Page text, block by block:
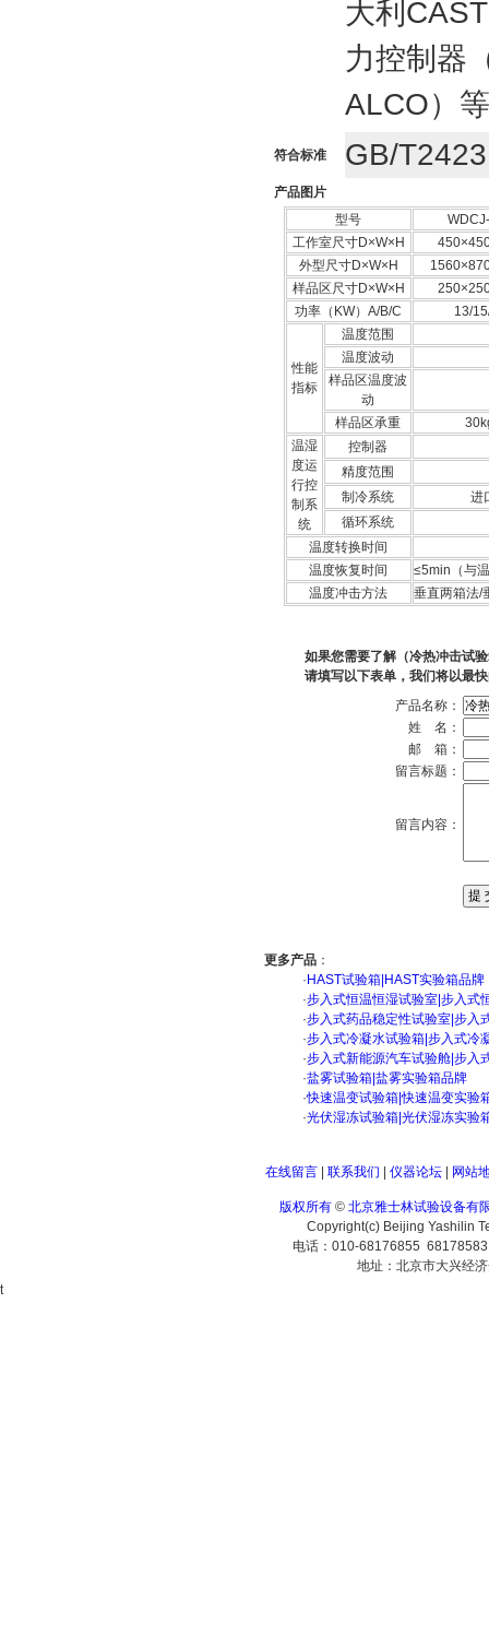
大利
力控制器
ALCO）
符合标准 GB/
产品图片
型号
工作室尺寸D×W×H
外型尺寸D×W×H
样品区尺寸D×W×H
功率（KW）A/B/C
13/
性能
指标
温度范围
温度波动
样品区温度波
动
样品区承重
温湿
度运
行控
制系
统
控制器
精度范围
制冷系统
进
循环系统
温度转换时间
温度恢复时间
≤5min（与
温度冲击方法
垂直两箱法/
如果您需要了解（冷热冲击试
请填写以下表单，我们将以最
产品名称：
姓 名：
邮 箱：
留言标题：
留言内容：
更多产品：
· HAST试验箱|HAST实验箱品牌
·步入式恒温恒湿试验室|步入式
·步入式药品稳定性试验室|步入
·步入式冷凝水试验箱|步入式冷
·步入式新能源汽车试验舱|步入
·盐雾试验箱|盐雾实验箱品牌
·快速温变试验箱|快速温变实验
·光伏湿冻试验箱|光伏湿冻实验
在线留言| 联系我们 仪器论坛| 网站
版权所有 © 北京雅士林试验设备有
Copyright(c) Beijing Yashilin
电话：010-68176855
地址：北京市大兴经
t